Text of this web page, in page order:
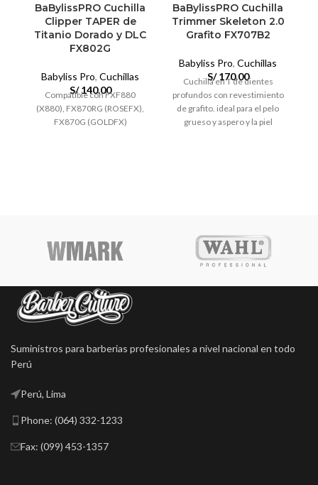
BaBylissPRO Cuchilla
Clipper TAPER de
Titanio Dorado y DLC
FX802G
Babyliss Pro, Cuchillas
S/140.00
Compatible con FXF880
(X880), FX870RG (ROSEFX),
FX870G (GOLDFX)
BaBylissPRO Cuchilla
Trimmer Skeleton 2.0
Grafito FX707B2
Babyliss Pro, Cuchillas
S/170.00
Cuchilla en T de dientes
profundos con revestimiento
de grafito. ideal para el pelo
grueso y aspero y la piel
Suministros para barberias profesionales a nivel nacional en todo
Perú
Perú, Lima
Phone: (064) 332-1233
Fax: (099) 453-1357